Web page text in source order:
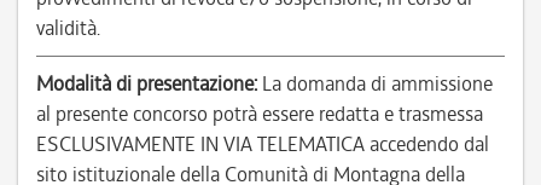
validità.
Modalità di presentazione: La domanda di ammissione
al presente concorso potrà essere redatta e trasmessa
ESCLUSIVAMENTE IN VIA TELEMATICA accedendo dal
sito istituzionale della Comunità di Montagna della